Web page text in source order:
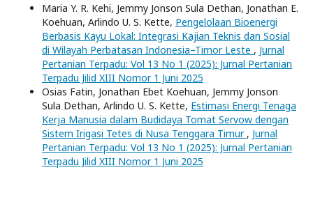
Maria Y. R. Kehi, Jemmy Jonson Sula Dethan, Jonathan E.
Koehuan, Arlindo U. S. Kette, Pengelolaan Bioenergi
Berbasis Kayu Lokal: Integrasi Kajian Teknis dan Sosial
di Wilayah Perbatasan Indonesia–Timor Leste , Jurnal
Pertanian Terpadu: Vol 13 No 1 (2025): Jurnal Pertanian
Terpadu Jilid XIII Nomor 1 Juni 2025
Osias Fatin, Jonathan Ebet Koehuan, Jemmy Jonson
Sula Dethan, Arlindo U. S. Kette, Estimasi Energi Tenaga
Kerja Manusia dalam Budidaya Tomat Servow dengan
Sistem Irigasi Tetes di Nusa Tenggara Timur , Jurnal
Pertanian Terpadu: Vol 13 No 1 (2025): Jurnal Pertanian
Terpadu Jilid XIII Nomor 1 Juni 2025